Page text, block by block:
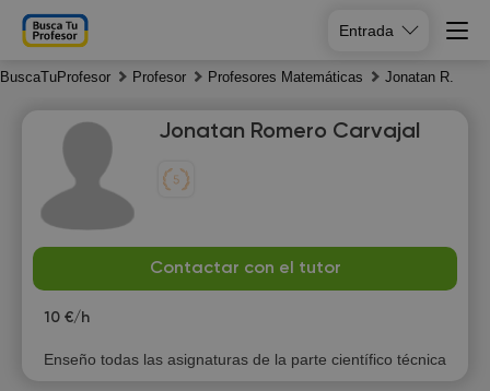
Entrada
BuscaTuProfesor Profesor Profesores Matemáticas Jonatan R.
Jonatan Romero Carvajal
Contactar con el tutor
10 €/h
Enseño todas las asignaturas de la parte científico técnica
9
Mo
10
Tu
11
12